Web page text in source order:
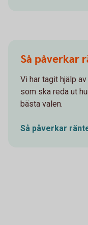
Så påverkar
Vi har tagit hjälp
som ska reda ut
bästa valen.
Så påverkar